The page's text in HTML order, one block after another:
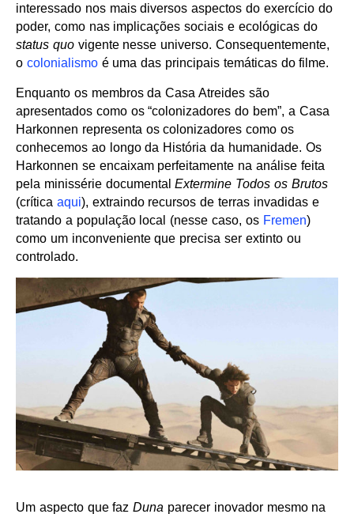
interessado nos mais diversos aspectos do exercício do
poder, como nas implicações sociais e ecológicas do
status quovigente nesse universo. Consequentemente,
o colonialismoé uma das principais temáticas do filme.
Enquanto os membros da Casa Atreides são
apresentados como os “colonizadores do bem”, a Casa
Harkonnen representa os colonizadores como os
conhecemos ao longo da História da humanidade. Os
Harkonnen se encaixam perfeitamente na análise feita
pela minissérie documentalExtermine Todos os Brutos
(crítica aqui), extraindo recursos de terras invadidas e
tratando a população local (nesse caso, os Fremen)
como um inconveniente que precisa ser extinto ou
controlado.
Um aspecto que fazDuna parecer inovador mesmo na